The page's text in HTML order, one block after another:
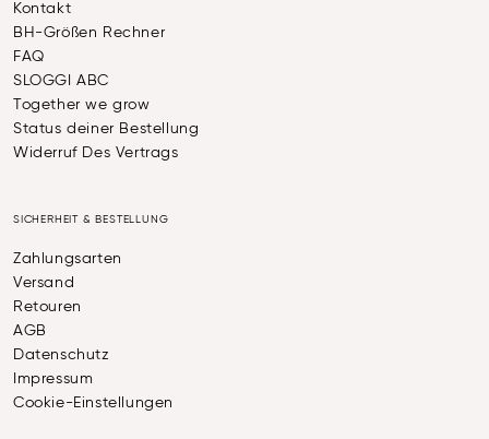
Kontakt
BH-Größen Rechner
FAQ
SLOGGI ABC
Together we grow
Status deiner Bestellung
Widerruf Des Vertrags
SICHERHEIT & BESTELLUNG
Zahlungsarten
Versand
Retouren
AGB
Datenschutz
Impressum
Cookie-Einstellungen